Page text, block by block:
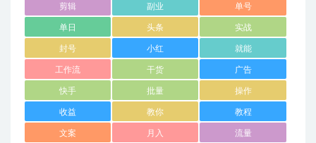
剪辑 副业 单号
单日 头条 实战
封号 小红 就能
工作流 干货 广告
快手 批量 操作
收益 教你 教程
文案 月入 流量